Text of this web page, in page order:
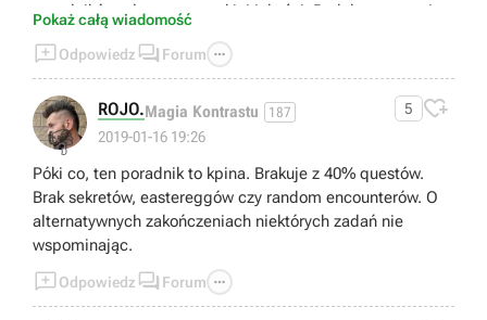
poradników, ale za to wysokiej jakości. Podobna sytuacja
Reignited Trilogy. Krótko mówiąc: BRAK SŁÓW...
Pozdrawiam wszystkich graczy!
Pokaż całą wiadomość
Odpowiedz  Forum 
👎
ROJO.Magia Kontrastu 187
2019-01-16 19:26
5 
Póki co, ten poradnik to kpina. Brakuje z 40% questów.
Brak sekretów, eastereggów czy random encounterów. O
alternatywnych zakończeniach niektórych zadań nie
wspominając.
Odpowiedz  Forum 